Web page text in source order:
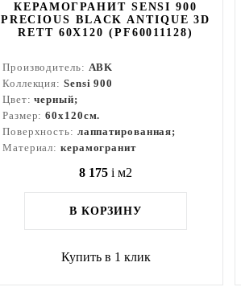
КЕРАМОГРАНИТ SENSI 900
PRECIOUS BLACK ANTIQUE 3D
RETT 60X120 (PF60011128)
Производитель: ABK
Коллекция: Sensi 900
Цвет:черный;
Размер:60x120см.
Поверхность: лаппатированная;
Материал: керамогранит
8 175 i м2
В КОРЗИНУ
Купить в 1 клик